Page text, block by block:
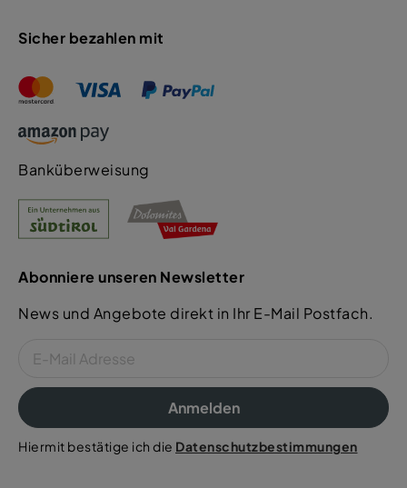
Sicher bezahlen mit
Banküberweisung
Abonniere unseren Newsletter
News und Angebote direkt in Ihr E-Mail Postfach.
Anmelden
Hiermit bestätige ich die Datenschutzbestimmungen